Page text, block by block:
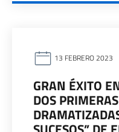
13 FEBRERO 2023
GRAN ÉXITO
DOS